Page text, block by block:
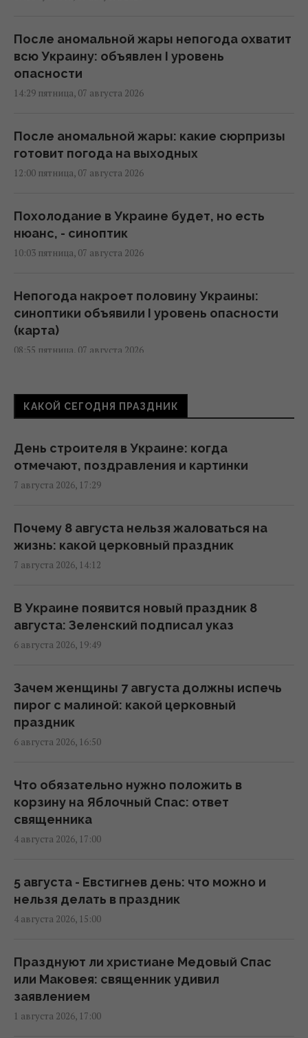
После аномальной жары непогода охватит
всю Украину: объявлен I уровень
опасности
14:29 пятница, 07 августа 2026
После аномальной жары: какие сюрпризы
готовит погода на выходных
12:00 пятница, 07 августа 2026
Похолодание в Украине будет, но есть
нюанс, - синоптик
10:03 пятница, 07 августа 2026
Непогода накроет половину Украины:
синоптики объявили I уровень опасности
(карта)
08:55 пятница, 07 августа 2026
Синоптик назвала точную дату, когда уже
похолодает по всей Украине
7 августа Киев накроет гроза, но жара
никуда не денется
Магнитная буря приближается: штормить
будет минимум два дня (график)
7 августа в Украину зайдут долгожданные
дожди и прохлада: каким областям
06:30 пятница, 07 августа 2026
7 августа Украину накроет непогода:
синоптики предупреждают об опасности
13:46 четверг, 06 августа 2026
Синоптик назвала области, которые
первыми накроет непогода и
13:19 четверг, 06 августа 2026
После аномальной жары в Украину
(карта)
09:31 четверг, 06 августа 2026
Синоптик сообщила об окончании
КАКОЙ СЕГОДНЯ ПРАЗДНИК
День строителя в Украине: когда
отмечают, поздравления и картинки
7 августа 2026, 17:29
Почему 8 августа нельзя жаловаться на
жизнь: какой церковный праздник
7 августа 2026, 14:12
В Украине появится новый праздник 8
августа: Зеленский подписал указ
6 августа 2026, 19:49
Зачем женщины 7 августа должны испечь
пирог с малиной: какой церковный
праздник
6 августа 2026, 16:50
Что обязательно нужно положить в
корзину на Яблочный Спас: ответ
священника
4 августа 2026, 17:00
5 августа - Евстигнев день: что можно и
нельзя делать в праздник
4 августа 2026, 15:00
Празднуют ли христиане Медовый Спас
или Маковея: священник удивил
заявлением
1 августа 2026, 17:00